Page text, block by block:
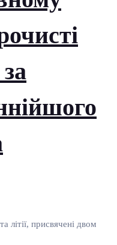
літії, присвячені двом